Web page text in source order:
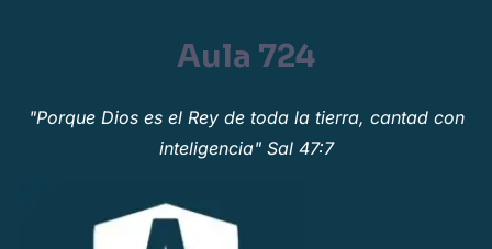
Aula 724
"Porque Dios es el Rey de toda la tierra, cantad con
inteligencia" Sal 47:7